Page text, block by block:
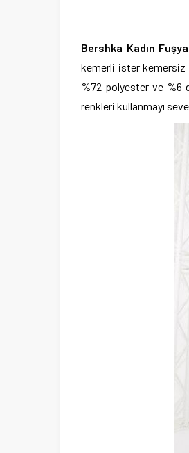
Bershka Kadın
kemerli ister kemersiz
%72 polyester ve %6
renkleri kullanmayı